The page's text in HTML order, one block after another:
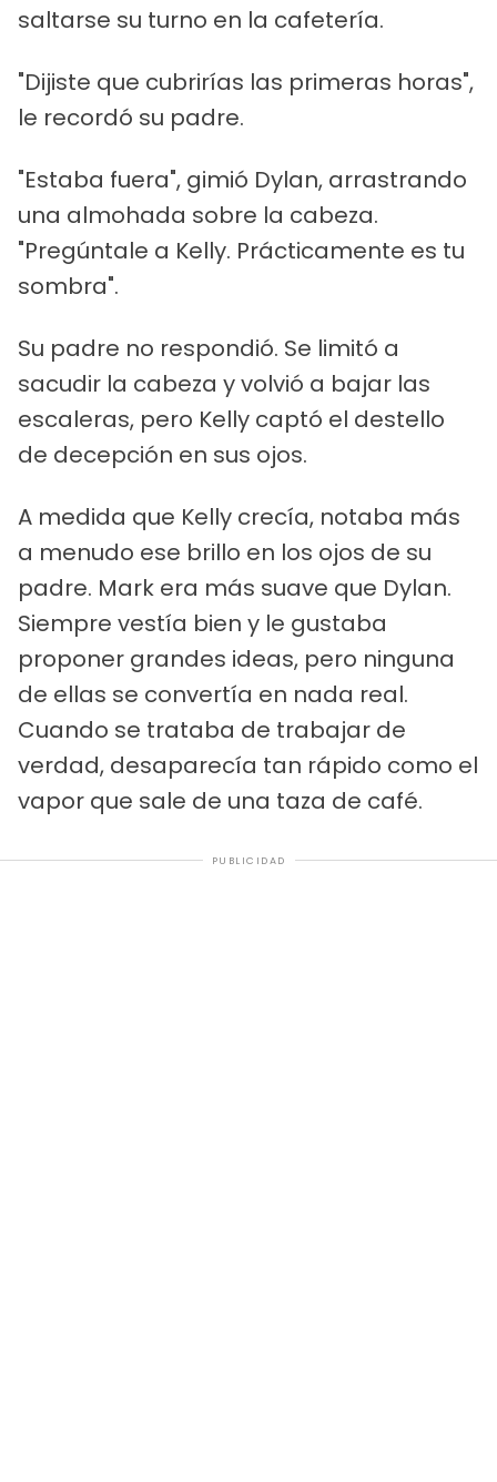
saltarse su turno en la cafetería.
"Dijiste que cubrirías las primeras horas",
le recordó su padre.
"Estaba fuera", gimió Dylan, arrastrando
una almohada sobre la cabeza.
"Pregúntale a Kelly. Prácticamente es tu
sombra".
Su padre no respondió. Se limitó a
sacudir la cabeza y volvió a bajar las
escaleras, pero Kelly captó el destello
de decepción en sus ojos.
A medida que Kelly crecía, notaba más
a menudo ese brillo en los ojos de su
padre. Mark era más suave que Dylan.
Siempre vestía bien y le gustaba
proponer grandes ideas, pero ninguna
de ellas se convertía en nada real.
Cuando se trataba de trabajar de
verdad, desaparecía tan rápido como el
vapor que sale de una taza de café.
PUBLICIDAD